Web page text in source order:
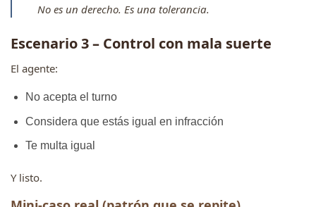
No es un derecho. Es una tolerancia.
Escenario 3 – Control con mala suerte
El agente:
No acepta el turno
Considera que estás igual en infracción
Te multa igual
Y listo.